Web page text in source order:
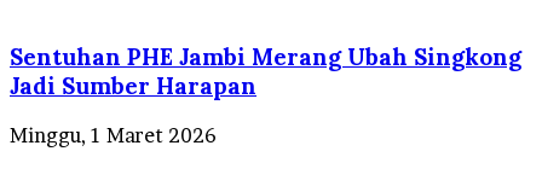
Sentuhan PHE Jambi Merang Ubah Singkong
Jadi Sumber Harapan
Minggu, 1 Maret 2026